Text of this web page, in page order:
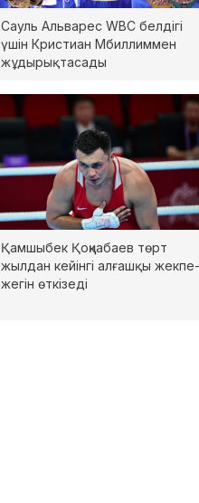
Сауль Альварес WBC белдігі
үшін Кристиан Мбиллиммен
жұдырықтасады
Қамшыбек Қоңқабаев төрт
жылдан кейінгі алғашқы жекпе-
жегін өткізеді